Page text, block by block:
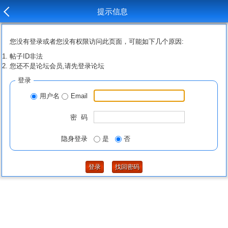
提示信息
您没有登录或者您没有权限访问此页面，可能如下几个原因:
帖子ID非法
您还不是论坛会员,请先登录论坛
登录
用户名 Email
密 码
隐身登录 是 否